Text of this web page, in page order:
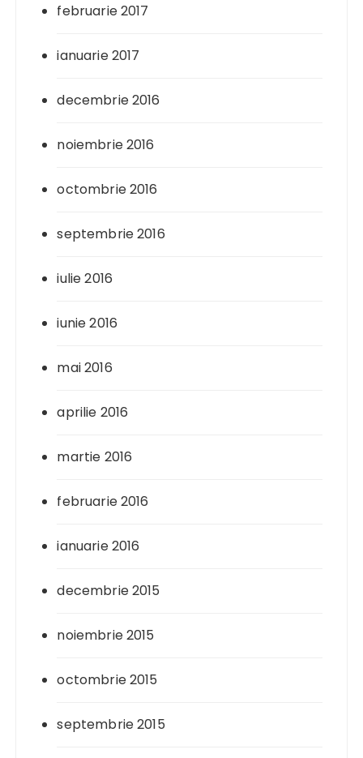
februarie 2017
ianuarie 2017
decembrie 2016
noiembrie 2016
octombrie 2016
septembrie 2016
iulie 2016
iunie 2016
mai 2016
aprilie 2016
martie 2016
februarie 2016
ianuarie 2016
decembrie 2015
noiembrie 2015
octombrie 2015
septembrie 2015